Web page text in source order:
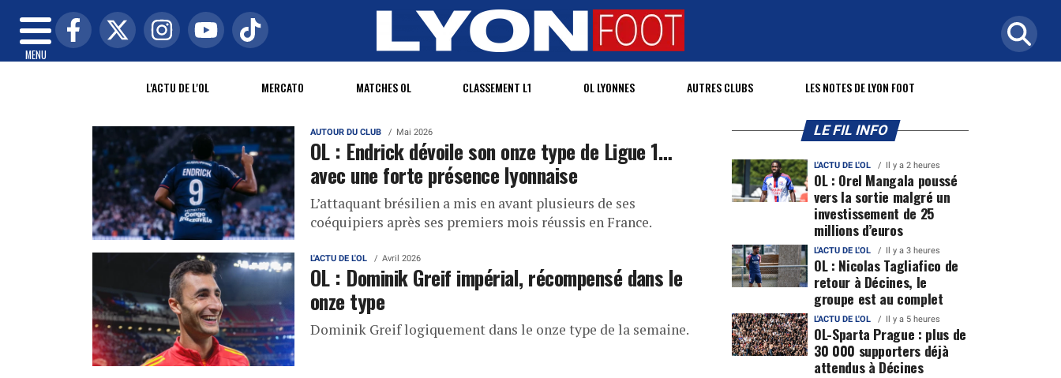
MENU
L'ACTU DE L'OL MERCATO MATCHES OL CLASSEMENT L1 OL LYONNES AUTRES CLUBS LES NOTES DE LYON FOOT
AUTOUR DU CLUB Mai 2026
OL : Endrick dévoile son onze type de Ligue 1…
avec une forte présence lyonnaise
L’attaquant brésilien a mis en avant plusieurs de ses
coéquipiers après ses premiers mois réussis en France.
L'ACTU DE L'OL Avril 2026
OL : Dominik Greif impérial, récompensé dans le
onze type
Dominik Greif logiquement dans le onze type de la semaine.
LE FIL INFO
L'ACTU DE L'OL Il y a 2 heures
OL : Orel Mangala poussé
vers la sortie malgré un
investissement de 25
millions d’euros
L'ACTU DE L'OL Il y a 3 heures
OL : Nicolas Tagliafico de
retour à Décines, le
groupe est au complet
L'ACTU DE L'OL Il y a 5 heures
OL-Sparta Prague : plus de
30 000 supporters déjà
attendus à Décines